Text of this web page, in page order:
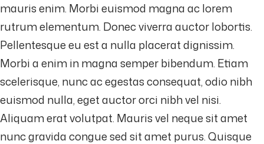
mauris enim. Morbi euismod magna ac lorem
rutrum elementum. Donec viverra auctor lobortis.
Pellentesque eu est a nulla placerat dignissim.
Morbi a enim in magna semper bibendum. Etiam
scelerisque, nunc ac egestas consequat, odio nibh
euismod nulla, eget auctor orci nibh vel nisi.
Aliquam erat volutpat. Mauris vel neque sit amet
nunc gravida congue sed sit amet purus. Quisque